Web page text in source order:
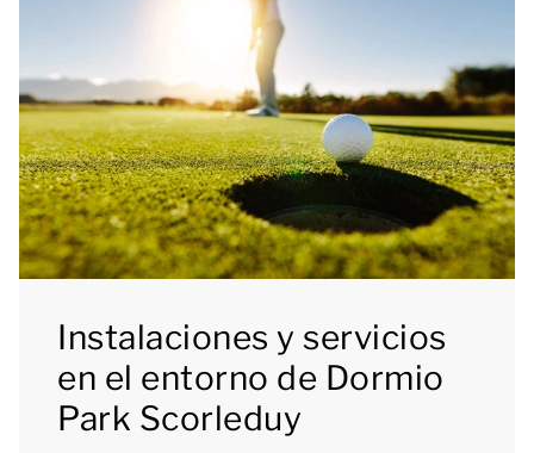
No hay puntos de carga centrales en el parque. A
sólo 4 minutos a pie de la entrada de nuestro
parque, encontrará un punto de carga público
para su coche eléctrico.
Instalaciones y servicios
en el entorno de Dormio
Park Scorleduy